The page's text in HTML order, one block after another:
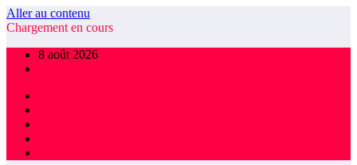
Aller au contenu
Chargement en cours
8 août 2026